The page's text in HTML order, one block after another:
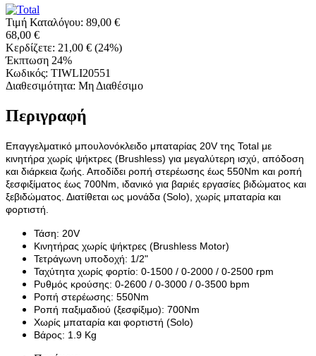
Τιμή Καταλόγου: 89,00 €
68,00 €
Κερδίζετε: 21,00 € (24%)
Έκπτωση 24%
Κωδικός: TIWLI20551
Διαθεσιμότητα: Μη Διαθέσιμο
Περιγραφή
Επαγγελματικό μπουλονόκλειδο μπαταρίας 20V της Total με
κινητήρα χωρίς ψήκτρες (Brushless) για μεγαλύτερη ισχύ, απόδοση
και διάρκεια ζωής. Αποδίδει ροπή στερέωσης έως 550Nm και ροπή
ξεσφιξίματος έως 700Nm, ιδανικό για βαριές εργασίες βιδώματος και
ξεβιδώματος. Διατίθεται ως μονάδα (Solo), χωρίς μπαταρία και
φορτιστή.
Τάση: 20V
Κινητήρας χωρίς ψήκτρες (Brushless Motor)
Τετράγωνη υποδοχή: 1/2"
Ταχύτητα χωρίς φορτίο: 0-1500 / 0-2000 / 0-2500 rpm
Ρυθμός κρούσης: 0-2600 / 0-3000 / 0-3500 bpm
Ροπή στερέωσης: 550Nm
Ροπή παξιμαδιού (ξεσφίξιμο): 700Nm
Χωρίς μπαταρία και φορτιστή (Solo)
Βάρος: 1.9 Kg